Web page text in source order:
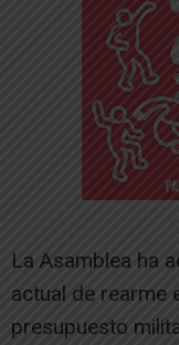
La Asamblea ha
actual de rearme
presupuesto